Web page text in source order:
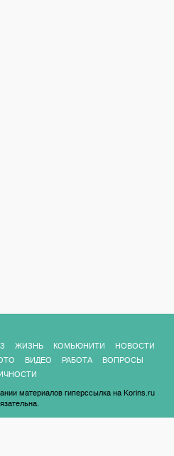
ЖИЗНЬ КОМЬЮНИТИ
НОВОСТИ
ВИДЕО РАБОТА
ВОПРОСЫ
материалов гиперссылка на Korins.ru